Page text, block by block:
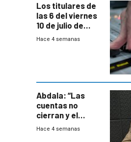
Los titulares de
las 6 del viernes
10 de julio de
2026
Hace 4 semanas
Abdala: “Las
cuentas no
cierran y el
balance del
Hace 4 semanas